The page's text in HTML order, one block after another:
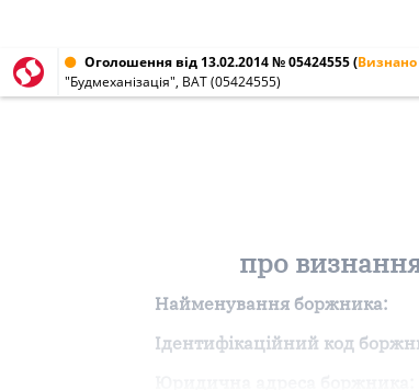
Оголошення від 13.02.2014 № 05424555(
"Будмеханізація", ВАТ (05424555)
про
Найменування боржника:
Ідентифікаційний код